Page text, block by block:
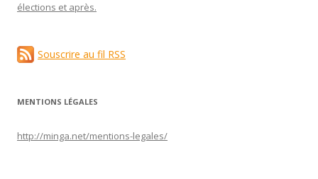
élections et après.
Souscrire au fil RSS
MENTIONS LÉGALES
http://minga.net/mentions-legales/